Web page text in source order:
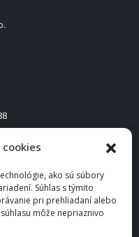
ako sú súbory
Súhlas s týmito
pri prehliadaní alebo
môže nepriaznivo